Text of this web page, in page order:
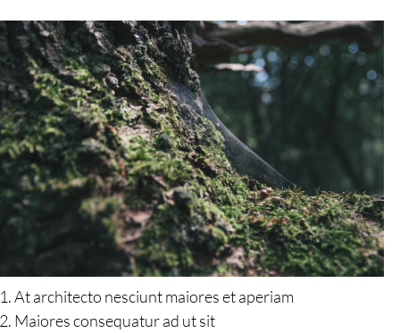
At architecto nesciunt maiores et aperiam
Maiores consequatur ad ut sit